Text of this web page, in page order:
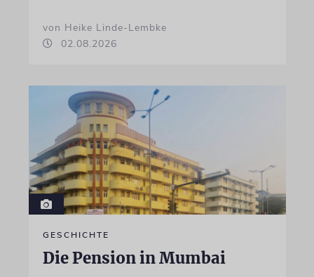
von Heike Linde-Lembke
02.08.2026
GESCHICHTE
Die Pension in Mumbai